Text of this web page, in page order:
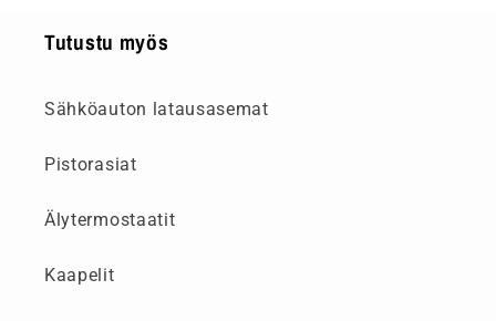
Tutustu myös
Sähköauton latausasemat
Pistorasiat
Älytermostaatit
Kaapelit